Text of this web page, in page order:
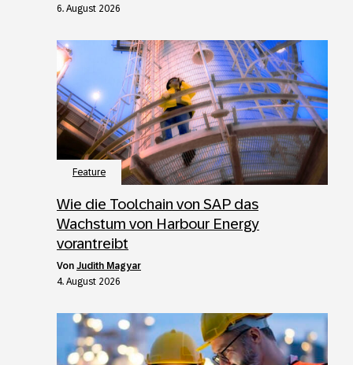
6. August 2026
Feature
Wie die Toolchain von SAP das
Wachstum von Harbour Energy
vorantreibt
von Judith Magyar
4. August 2026